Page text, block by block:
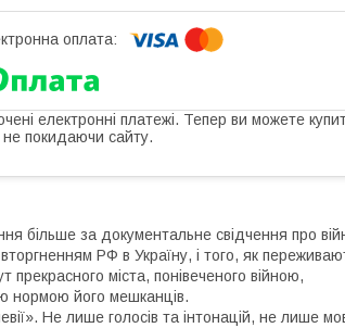
електронні платежі. Тепер ви можете
покидаючи сайту.
більше за документальне свідчення про
вторгненням РФ в Україну, і того, як
міста, понівеченого війною,
нормою його мешканців.
Не лише голосів та інтонацій, не лише